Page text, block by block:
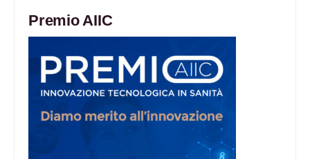
Premio AIIC